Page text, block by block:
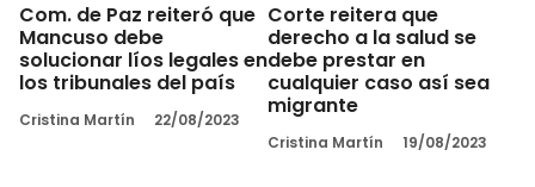
Com. de Paz reiteró que
Mancuso debe
solucionar líos legales en
los tribunales del país
Cristina Martín 22/08/2023
Corte reitera que
derecho a la salud se
debe prestar en
cualquier caso así sea
migrante
Cristina Martín 19/08/2023